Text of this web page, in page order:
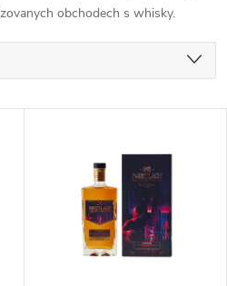
obchodech s whisky.